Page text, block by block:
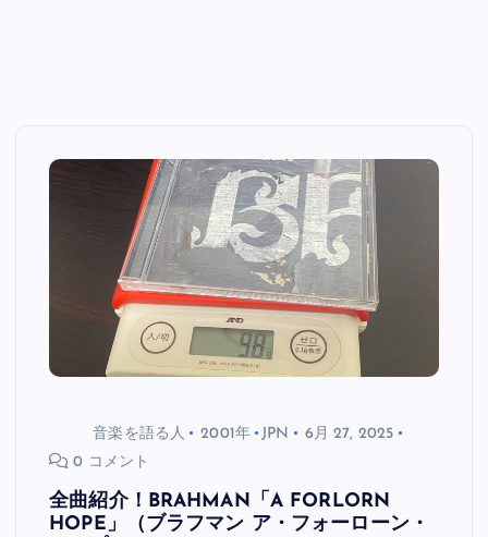
音楽を語る人 2001年 JPN
6月 27, 2025
0 コメント
全曲紹介！BRAHMAN「A FORLORN
HOPE」（ブラフマン ア・フォーローン・